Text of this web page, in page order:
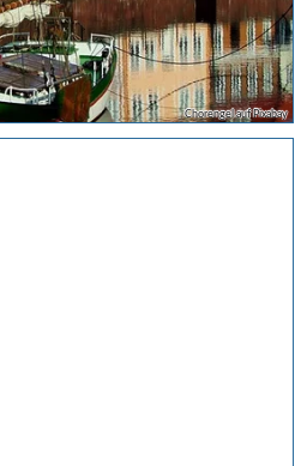
Chorengel auf Pixabay